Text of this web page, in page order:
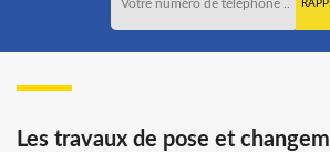
Les travaux de pose et